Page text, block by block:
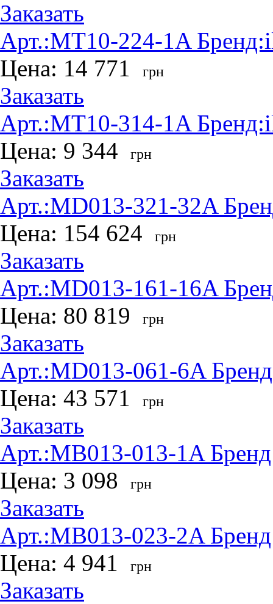
Заказать
Арт.:MT10-224-1A Бренд:
Цена: 14 771 грн
Заказать
Арт.:MT10-314-1A Бренд:
Цена: 9 344 грн
Заказать
Арт.:MD013-321-32A
Цена: 154 624 грн
Заказать
Арт.:MD013-161-16A
Цена: 80 819 грн
Заказать
Арт.:MD013-061-6A
Цена: 43 571 грн
Заказать
Арт.:MB013-013-1A
Цена: 3 098 грн
Заказать
Арт.:MB013-023-2A
Цена: 4 941 грн
Заказать